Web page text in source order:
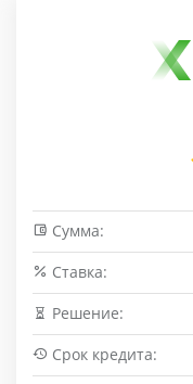
Сумма:
Cтавка:
Решение:
Срок кредита: